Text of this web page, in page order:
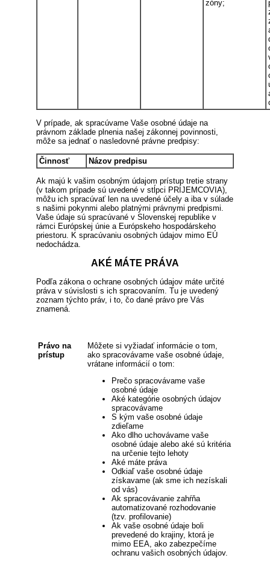
zóny;
V prípade, ak spracúvame Vaše osobné údaje na
právnom základe plnenia našej zákonnej povinnosti,
môže sa jednať o nasledovné právne predpisy:
Činnosť Názov predpisu
Ak majú k vašim osobným údajom prístup tretie strany
(v takom prípade sú uvedené v stĺpci PRÍJEMCOVIA),
môžu ich spracúvať len na uvedené účely a iba v súlade
s našimi pokynmi alebo platnými právnymi predpismi.
Vaše údaje sú spracúvané v Slovenskej republike v
rámci Európskej únie a Európskeho hospodárskeho
priestoru. K spracúvaniu osobných údajov mimo EÚ
nedochádza.
AKÉ MÁTE PRÁVA
Podľa zákona o ochrane osobných údajov máte určité
práva v súvislosti s ich spracovaním. Tu je uvedený
zoznam týchto práv, i to, čo dané právo pre Vás
znamená.
Právo na
prístup
Môžete si vyžiadať informácie o tom,
ako spracovávame vaše osobné údaje,
vrátane informácií o tom:
Prečo spracovávame vaše
osobné údaje
Aké kategórie osobných údajov
spracovávame
S kým vaše osobné údaje
zdieľame
Ako dlho uchovávame vaše
osobné údaje alebo aké sú kritéria
na určenie tejto lehoty
Aké máte práva
Odkiaľ vaše osobné údaje
získavame (ak sme ich nezískali
od vás)
Ak spracovávanie zahŕňa
automatizované rozhodovanie
(tzv. profilovanie)
Ak vaše osobné údaje boli
prevedené do krajiny, ktorá je
mimo EEA, ako zabezpečíme
ochranu vašich osobných údajov.